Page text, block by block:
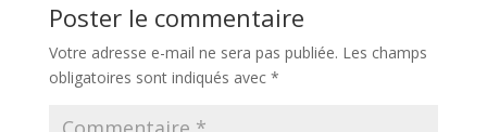
Poster le commentaire
Votre adresse e-mail ne sera pas publiée. Les champs
obligatoires sont indiqués avec *